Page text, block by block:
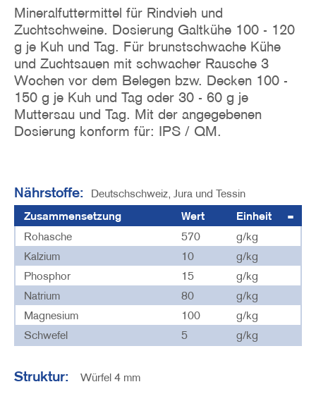
Mineralfuttermittel für Rindvieh und
Zuchtschweine. Dosierung Galtkühe 100 - 120
g je Kuh und Tag. Für brunstschwache Kühe
und Zuchtsauen mit schwacher Rausche 3
Wochen vor dem Belegen bzw. Decken 100 -
150 g je Kuh und Tag oder 30 - 60 g je
Muttersau und Tag. Mit der angegebenen
Dosierung konform für: IPS / QM.
Nährstoffe: Deutschschweiz, Jura und Tessin
Zusammensetzung
Wert
Einheit
Rohasche
570
g/kg
Kalzium
10
g/kg
Phosphor
15
g/kg
Natrium
80
g/kg
Magnesium
100
g/kg
Schwefel
5 g/kg
Struktur: Würfel 4 mm